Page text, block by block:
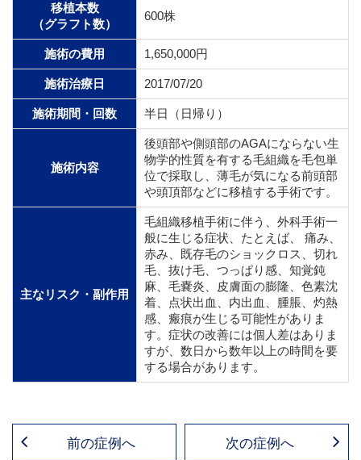
移植本数
（グラフト数）
600株
施術の費用 1,650,000円
施術治療日 2017/07/20
施術期間・回数 半日（日帰り）
施術内容
後頭部や側頭部のAGAにならない生
物学的性質を有する毛組織を毛包単
位で採取し、薄毛が気になる前頭部
や頭頂部などに移植する手術です。
主なリスク・副作用
毛組織移植手術に伴う、外科手術一
般に生じる症状、たとえば、 痛み、
赤み、既存毛のショックロス、切れ
毛、抜け毛、つっぱり感、知覚鈍
麻、毛嚢炎、皮膚面の膨隆、色素沈
着、点状出血、内出血、腫脹、灼熱
感、瘢痕が生じる可能性がありま
す。症状の改善には個人差はありま
すが、数日から数年以上の時間を要
する場合があります。
前の症例へ 次の症例へ